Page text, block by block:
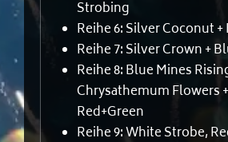
Strobing
Reihe 6: Silver Coconut
Reihe 7: Silver Crown +
Reihe 8: Blue Mines
Chrysathemum Flowers +
Red+Green
Reihe 9: White Strobe,